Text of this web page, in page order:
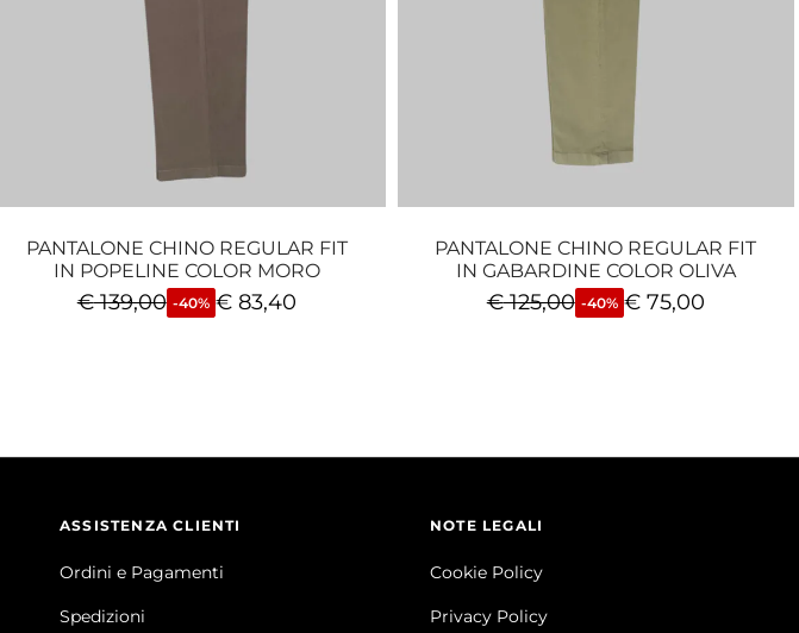
PANTALONE CHINO REGULAR FIT
IN POPELINE COLOR MORO
€139,00 -40% €83,40
PANTALONE CHINO REGULAR FIT
IN GABARDINE COLOR OLIVA
€125,00 -40% €75,00
ASSISTENZA CLIENTI
Ordini e Pagamenti
Spedizioni
NOTE LEGALI
Cookie Policy
Privacy Policy